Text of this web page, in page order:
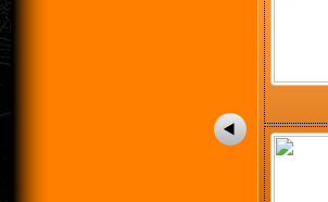
Knallig, knalliger, knallrot!
80er Petticoat mit Spitze neongrün-
schwarz